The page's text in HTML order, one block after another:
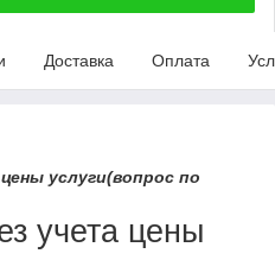
Доставка Оплата
услуги(вопрос по
учета цены